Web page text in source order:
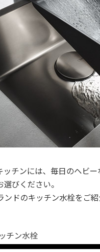
チンには、毎日のヘビー
びください。
ドのキッチン水栓をご紹
チン水栓